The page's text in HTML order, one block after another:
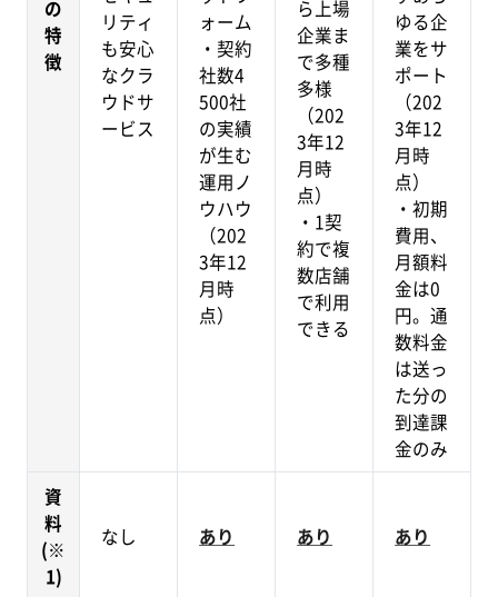
の
特
徴
リティ
も安心
なクラ
ウドサ
ービス
ォーム
・契約
社数4
500社
の実績
が生む
運用ノ
ウハウ
（202
3年12
月時
点）
ら上場
企業ま
で多種
多様
（202
3年12
月時
点）
・1契
約で複
数店舗
で利用
できる
ゆる企
業をサ
ポート
（202
3年12
月時
点）
・初期
費用、
月額料
金は0
円。通
数料金
は送っ
た分の
到達課
金のみ
資
料
(※
1)
なし あり あり あり